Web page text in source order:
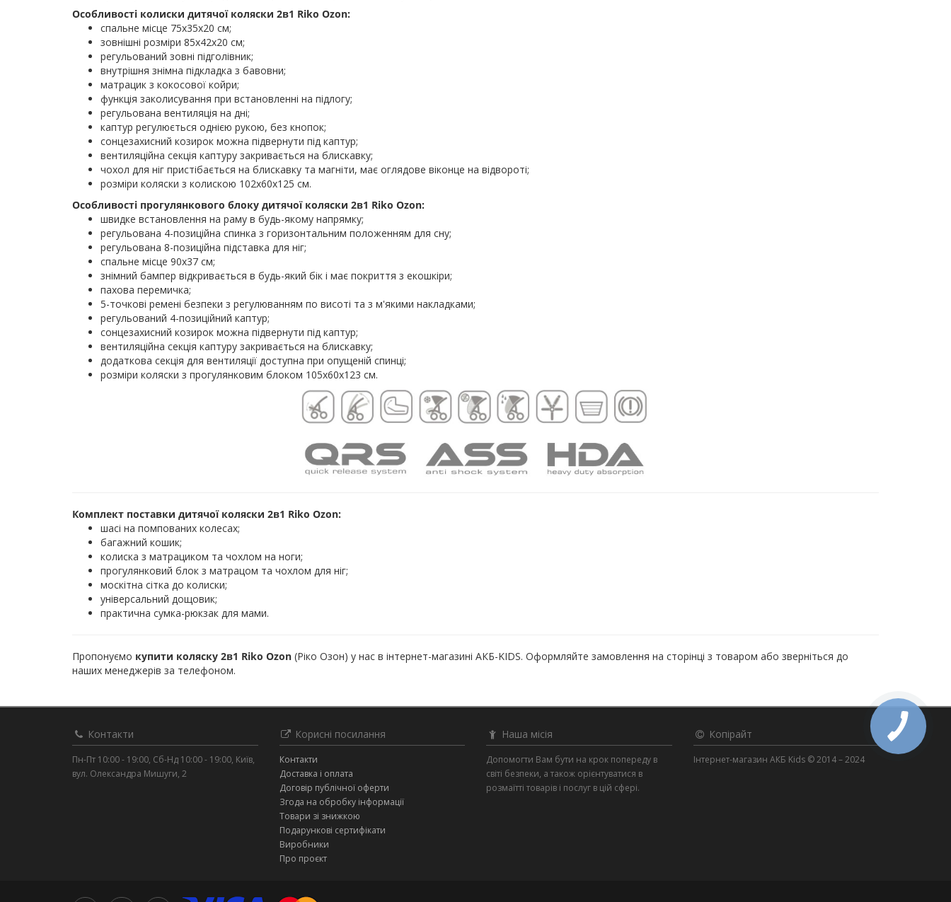
Особливості колиски дитячої коляски 2в1 Riko Ozon:
спальне місце 75х35х20 см;
зовнішні розміри 85х42х20 см;
регульований зовні підголівник;
внутрішня знімна підкладка з бавовни;
матрацик з кокосової койри;
функція заколисування при встановленні на підлогу;
регульована вентиляція на дні;
каптур регулюється однією рукою, без кнопок;
сонцезахисний козирок можна підвернути під каптур;
вентиляційна секція каптуру закривається на блискавку;
чохол для ніг пристібається на блискавку та магніти, має оглядове віконце на відвороті;
розміри коляски з колискою 102х60х125 см.
Особливості прогулянкового блоку дитячої коляски 2в1 Riko Ozon:
швидке встановлення на раму в будь-якому напрямку;
регульована 4-позиційна спинка з горизонтальним положенням для сну;
регульована 8-позиційна підставка для ніг;
спальне місце 90х37 см;
знімний бампер відкривається в будь-який бік і має покриття з екошкіри;
пахова перемичка;
5-точкові ремені безпеки з регулюванням по висоті та з м'якими накладками;
регульований 4-позиційний каптур;
сонцезахисний козирок можна підвернути під каптур;
вентиляційна секція каптуру закривається на блискавку;
додаткова секція для вентиляції доступна при опущеній спинці;
розміри коляски з прогулянковим блоком 105х60х123 см.
Комплект поставки дитячої коляски 2в1 Riko Ozon:
шасі на помпованих колесах;
багажний кошик;
колиска з матрациком та чохлом на ноги;
прогулянковий блок з матрацом та чохлом для ніг;
москітна сітка до колиски;
універсальний дощовик;
практична сумка-рюкзак для мами.
Пропонуємо купити коляску 2в1 Riko Ozon (Ріко Озон) у нас в інтернет-магазині АКБ-KIDS. Оформляйте замовлення на сторінці з товаром або зверніться до
наших менеджерів за телефоном.
Контакти
Пн-Пт 10:00 - 19:00, Сб-Нд 10:00 - 19:00, Київ,
вул. Олександра Мишуги, 2
Корисні посилання
Контакти
Доставка і оплата
Договір публічної оферти
Згода на обробку інформації
Товари зі знижкою
Подарункові сертифікати
Виробники
Про проєкт
Наша місія
Допомогти Вам бути на крок попереду в
світі безпеки, а також орієнтуватися в
розмаїтті товарів і послуг в цій сфері.
Копірайт
Інтернет-магазин АКБ Kids © 2014 – 2024